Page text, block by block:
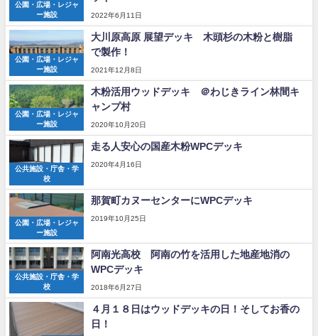
公園・広場・レジャ
ー施設
2022年6月11日
公園・広場・レジャ
ー施設
大川原高原 展望デッキ 木頭杉の木粉と樹脂
で製作！
2021年12月8日
公園・広場・レジャ
ー施設
木粉活用ウッドデッキ ＠わじきライン林間キ
ャンプ村
2020年10月20日
公共施設・庁舎・学
校
走る人安心の国産木粉WPCデッキ
2020年4月16日
公園・広場・レジャ
ー施設
那賀町カヌーセンターにWPCデッキ
2019年10月25日
公共施設・庁舎・学
校
阿南光高校 阿南の竹を活用した地産地消の
WPCデッキ
2018年6月27日
４月１８日はウッドデッキの日！そしてお香の
日！